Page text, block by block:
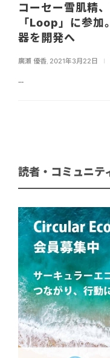
コーセー雪肌精
「Loop」に参加
器を開発へ
廣瀬 優香, 2021年3月22日
...
読者・コミュニテ